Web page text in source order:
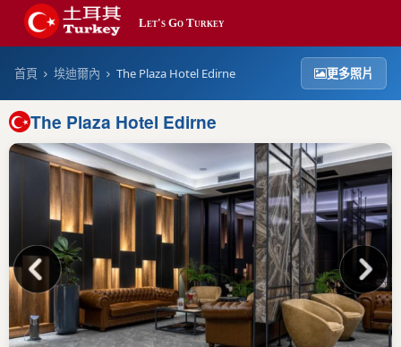
Let's Go Turkey
平價
搜尋
帳號
首頁 埃迪爾內 The Plaza Hotel Edirne 更多照片
The Plaza Hotel Edirne